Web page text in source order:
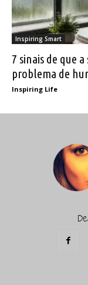
Inspiring Smart
7 sinais de que
problema de
Inspiring Life